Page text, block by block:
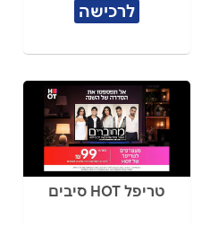
לרכישה
טריפל HOT סיבים